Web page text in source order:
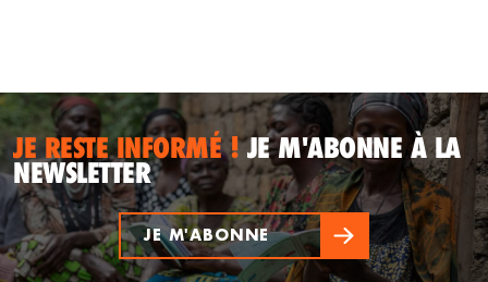
JE RESTE INFORMÉ !JE M'ABONNE À LA
NEWSLETTER
JE M'ABONNE